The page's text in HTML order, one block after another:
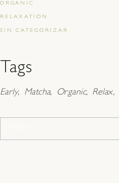
ORGANIC
RELAXATION
SIN CATEGORIZAR
Tags
Early Matcha Organic Relax